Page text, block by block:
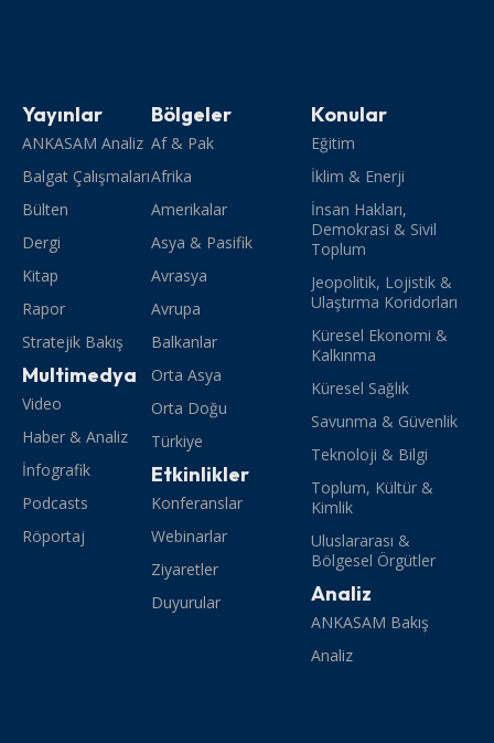
Yayınlar
ANKASAM Analiz
Balgat Çalışmaları
Bülten
Dergi
Kitap
Rapor
Stratejik Bakış
Multimedya
Video
Haber & Analiz
İnfografik
Podcasts
Röportaj
Bölgeler
Af & Pak
Afrika
Amerikalar
Asya & Pasifik
Avrasya
Avrupa
Balkanlar
Orta Asya
Orta Doğu
Türkiye
Etkinlikler
Konferanslar
Webinarlar
Ziyaretler
Duyurular
Konular
Eğitim
İklim & Enerji
İnsan Hakları,
Demokrasi & Sivil
Toplum
Jeopolitik, Lojistik &
Ulaştırma Koridorları
Küresel Ekonomi &
Kalkınma
Küresel Sağlık
Savunma & Güvenlik
Teknoloji & Bilgi
Toplum, Kültür &
Kimlik
Uluslararası &
Bölgesel Örgütler
Analiz
ANKASAM Bakış
Analiz